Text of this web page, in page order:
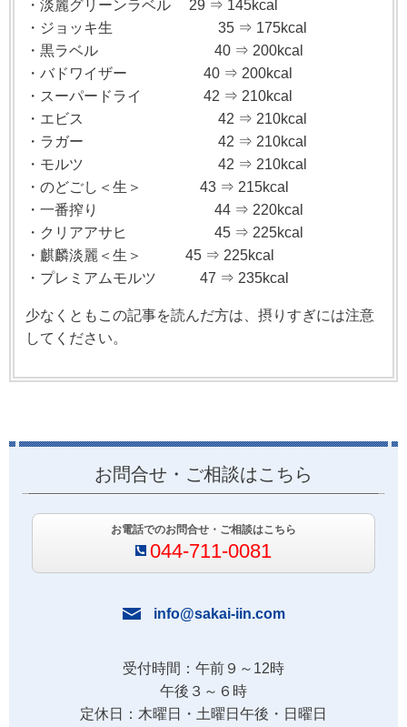
・淡麗グリーンラベル 29 ⇒ 145kcal
・ジョッキ生 35 ⇒ 175kcal
・黒ラベル 40 ⇒ 200kcal
・バドワイザー 40 ⇒ 200kcal
・スーパードライ 42 ⇒ 210kcal
・エビス 42 ⇒ 210kcal
・ラガー 42 ⇒ 210kcal
・モルツ 42 ⇒ 210kcal
・のどごし＜生＞ 43 ⇒ 215kcal
・一番搾り 44 ⇒ 220kcal
・クリアアサヒ 45 ⇒ 225kcal
・麒麟淡麗＜生＞ 45 ⇒ 225kcal
・プレミアムモルツ 47 ⇒ 235kcal
少なくともこの記事を読んだ方は、摂りすぎには注意
してください。
お問合せ・ご相談はこちら
お電話でのお問合せ・ご相談はこちら
044-711-0081
info@sakai-iin.com
受付時間：午前９～12時
午後３～６時
定休日：木曜日・土曜日午後・日曜日